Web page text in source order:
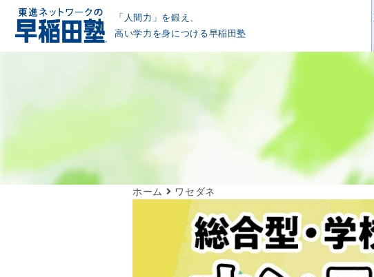
「人間力」を鍛え、
高い学力を身につける早稲田塾
ホーム ワセダネ